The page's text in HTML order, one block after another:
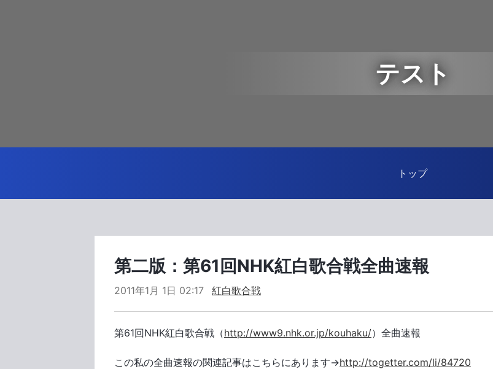
テスト
トップ
第二版：第61回NHK紅白歌合戦全曲速報
2011年1月 1日 02:17 紅白歌合戦
第61回NHK紅白歌合戦（http://www9.nhk.or.jp/kouhaku/）全曲速報
この私の全曲速報の関連記事はこちらにあります→http://togetter.com/li/84720